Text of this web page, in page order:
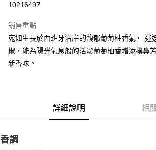
Google Pay
全盈+PAY
大哥付你分期
2.付款方式選擇「大哥付你分期」，訂單成立後會自
流程，驗證手機門號後，選擇欲分期的期數、繳款截
3.實際核准額度、可分期數及費用金額請依後續交易
4.訂單成立30分鐘內，如未前往確認交易或遇審核未
便利好安心！
10216497
銷售重點
宛如生長於西班牙沿岸的馥郁葡萄柚香氣。 迷
椒，能為陽光氣息般的活潑葡萄柚香增添撲鼻
新香味。
詳細說明 相
香調